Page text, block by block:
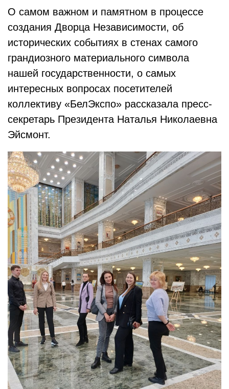
О самом важном и памятном в процессе
создания Дворца Независимости, об
исторических событиях в стенах самого
грандиозного материального символа
нашей государственности, о самых
интересных вопросах посетителей
коллективу «БелЭкспо» рассказала пресс-
секретарь Президента Наталья Николаевна
Эйсмонт.